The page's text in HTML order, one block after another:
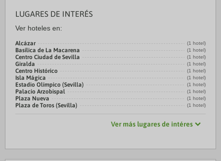
LUGARES DE INTERÉS
Ver hoteles en:
Alcázar (1 hotel)
Basílica de La Macarena (1 hotel)
Centro Ciudad de Sevilla (1 hotel)
Giralda (1 hotel)
Centro Histórico (1 hotel)
Isla Mágica (1 hotel)
Estadio Olímpico (Sevilla) (1 hotel)
Palacio Arzobispal (1 hotel)
Plaza Nueva (1 hotel)
Plaza de Toros (Sevilla) (1 hotel)
Ver más lugares de intéres